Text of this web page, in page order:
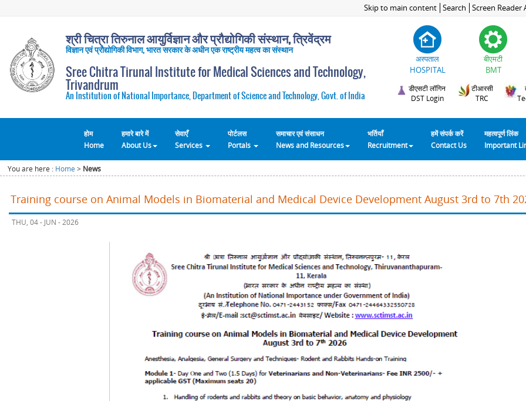
Skip to main content Search Screen Reader
श्री चित्रा तिरुनाल आयुर्विज्ञान और प्रौद्योगिकी संस्थान, त्रिवेंद्रम
विज्ञान एवं प्रौद्योगिकी विभाग, भारत सरकार के अधीन एक राष्ट्रीय महत्व का संस्थान
Sree Chitra Tirunal Institute for Medical Sciences and Technology,
Trivandrum
An Institution of National Importance, Department of Science and Technology, Govt. of India
अस्पताल
HOSPITAL
बीएमटी
BMT
डीएसटी लॉगिन
DST Login
टीआरसी
TRC
होम
Home
हमारे बारे में
About Us
सेवाएँ
Services
पोर्टलस
Portals
समाचार एवं संसाधन
News and Resources
भर्तियाँ
Recruitment
हमें संपर्क करें
Contact Us
महत्वपूर्ण लिंक
Important
You are here : Home > News
Training course on Animal Models in Biomaterial and Medical Device Development August 3rd to 7th
THU, 04 - JUN - 2026